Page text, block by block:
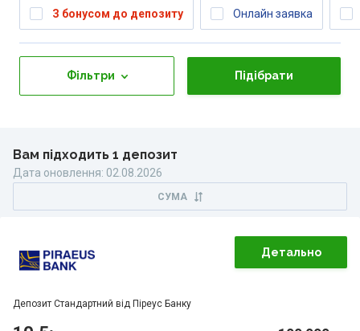
Фільтри Підібрати
З бонусом до депозиту Онлайн заявка
Вам підходить 1 депозит
Дата оновлення: 02.08.2026
СУМА
Депозит Стандартний від Піреус Банку
Детально